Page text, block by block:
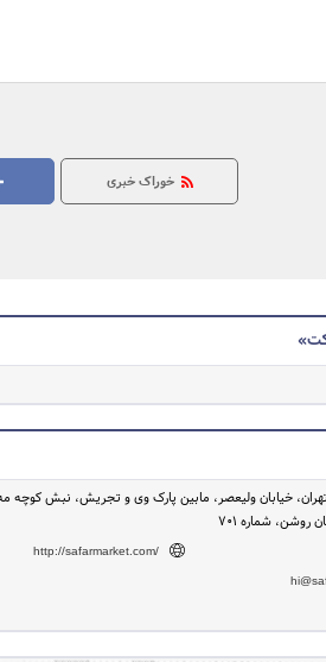
جستجو
خوراک خبری
تهران، خیابان ولیعصر، مابین پارک وی و تجریش، نبش کوچه
شماره ۷۰۱
http://safarmarket.com/